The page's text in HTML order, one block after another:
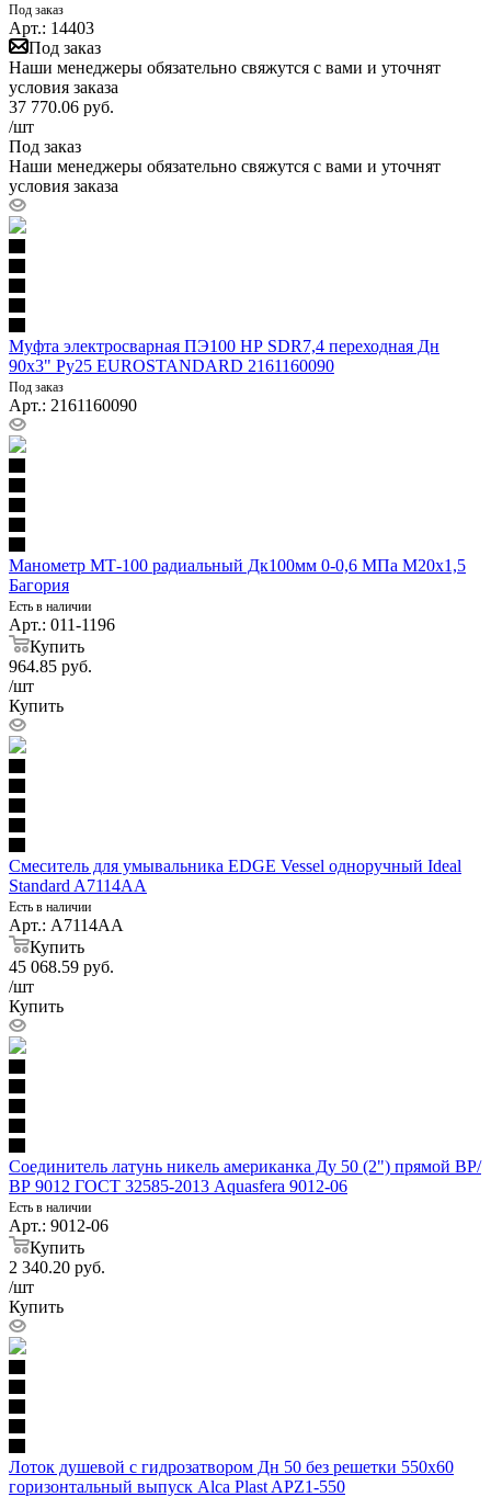
Под заказ
Арт.: 14403
Под заказ
Наши менеджеры обязательно свяжутся с вами и уточнят
условия заказа
37 770.06 руб.
/шт
Под заказ
Наши менеджеры обязательно свяжутся с вами и уточнят
условия заказа
Муфта электросварная ПЭ100 НР SDR7,4 переходная Дн
90х3" Ру25 EUROSTANDARD 2161160090
Под заказ
Арт.: 2161160090
Манометр МТ-100 радиальный Дк100мм 0-0,6 МПа М20х1,5
Багория
Есть в наличии
Арт.: 011-1196
Купить
964.85 руб.
/шт
Купить
Смеситель для умывальника EDGE Vessel одноручный Ideal
Standard A7114AA
Есть в наличии
Арт.: A7114AA
Купить
45 068.59 руб.
/шт
Купить
Соединитель латунь никель американка Ду 50 (2") прямой ВР/
ВР 9012 ГОСТ 32585-2013 Aquasfera 9012-06
Есть в наличии
Арт.: 9012-06
Купить
2 340.20 руб.
/шт
Купить
Лоток душевой с гидрозатвором Дн 50 без решетки 550х60
горизонтальный выпуск Alca Plast APZ1-550